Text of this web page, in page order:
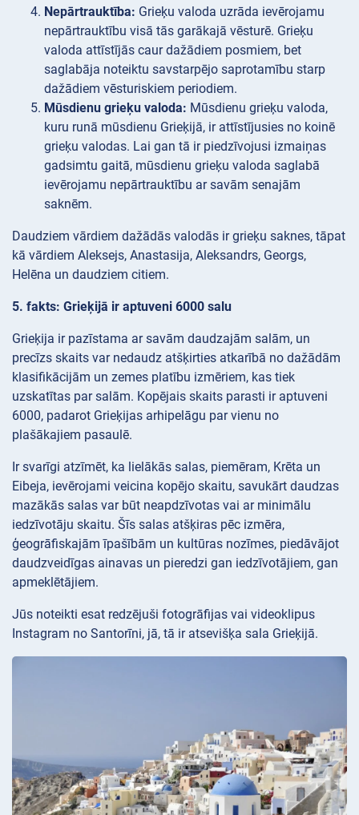
Nepārtrauktība: Grieķu valoda uzrāda ievērojamu
nepārtrauktību visā tās garākajā vēsturē. Grieķu
valoda attīstījās caur dažādiem posmiem, bet
saglabāja noteiktu savstarpējo saprotamību starp
dažādiem vēsturiskiem periodiem.
Mūsdienu grieķu valoda: Mūsdienu grieķu valoda,
kuru runā mūsdienu Grieķijā, ir attīstījusies no koinē
grieķu valodas. Lai gan tā ir piedzīvojusi izmaiņas
gadsimtu gaitā, mūsdienu grieķu valoda saglabā
ievērojamu nepārtrauktību ar savām senajām
saknēm.
Daudziem vārdiem dažādās valodās ir grieķu saknes, tāpat
kā vārdiem Aleksejs, Anastasija, Aleksandrs, Georgs,
Helēna un daudziem citiem.
5. fakts: Grieķijā ir aptuveni 6000 salu
Grieķija ir pazīstama ar savām daudzajām salām, un
precīzs skaits var nedaudz atšķirties atkarībā no dažādām
klasifikācijām un zemes platību izmēriem, kas tiek
uzskatītas par salām. Kopējais skaits parasti ir aptuveni
6000, padarot Grieķijas arhipelāgu par vienu no
plašākajiem pasaulē.
Ir svarīgi atzīmēt, ka lielākās salas, piemēram, Krēta un
Eibeja, ievērojami veicina kopējo skaitu, savukārt daudzas
mazākās salas var būt neapdzīvotas vai ar minimālu
iedzīvotāju skaitu. Šīs salas atšķiras pēc izmēra,
ģeogrāfiskajām īpašībām un kultūras nozīmes, piedāvājot
daudzveidīgas ainavas un pieredzi gan iedzīvotājiem, gan
apmeklētājiem.
Jūs noteikti esat redzējuši fotogrāfijas vai videoklipus
Instagram no Santorīni, jā, tā ir atsevišķa sala Grieķijā.